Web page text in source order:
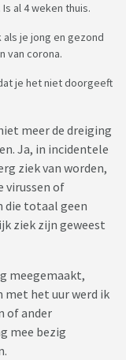
al 4 weken thuis.
als je jong en gezond
van corona.
je het niet doorgeeft
meer de dreiging
Ja, in incidentele
ziek van worden,
virussen of
die totaal geen
ziek zijn geweest
meegemaakt,
met het uur werd ik
of ander
mee bezig